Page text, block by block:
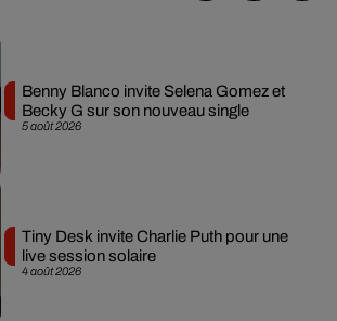
5 août 2026
Benny Blanco invite Selena Gomez et
Becky G sur son nouveau single
4 août 2026
Tiny Desk invite Charlie Puth pour une
live session solaire